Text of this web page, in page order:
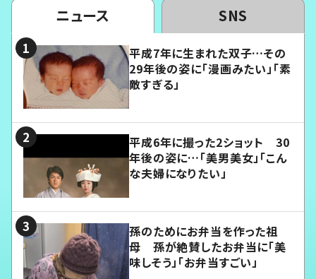
ニュース SNS
平成7年に生まれた双子…その
29年後の姿に「漫画みたい」「素
敵すぎる」
平成6年に撮った2ショット 30
年後の姿に…「美男美女」「こん
な夫婦になりたい」
孫のためにお弁当を作った祖
母 孫が絶賛したお弁当に「美
味しそう」「お弁当すごい」